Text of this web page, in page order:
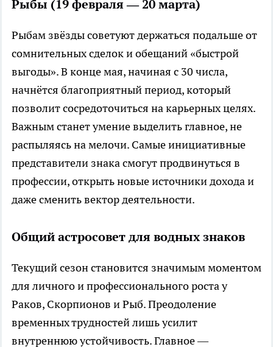
Рыбы (19 февраля — 20 марта)
Рыбам звёзды советуют держаться подальше от
сомнительных сделок и обещаний «быстрой
выгоды». В конце мая, начиная с 30 числа,
начнётся благоприятный период, который
позволит сосредоточиться на карьерных целях.
Важным станет умение выделить главное, не
распыляясь на мелочи. Самые инициативные
представители знака смогут продвинуться в
профессии, открыть новые источники дохода и
даже сменить вектор деятельности.
Общий астросовет для водных знаков
Текущий сезон становится значимым моментом
для личного и профессионального роста у
Раков, Скорпионов и Рыб. Преодоление
временных трудностей лишь усилит
внутреннюю устойчивость. Главное —